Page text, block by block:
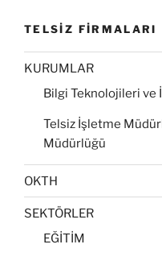
TELSİZ FİRMALARI
KURUMLAR
Bilgi Teknolojileri ve
Telsiz İşletme
Müdürlüğü
OKTH
SEKTÖRLER
EĞİTİM